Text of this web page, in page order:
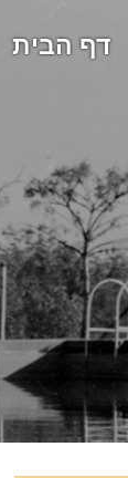
דף הבית